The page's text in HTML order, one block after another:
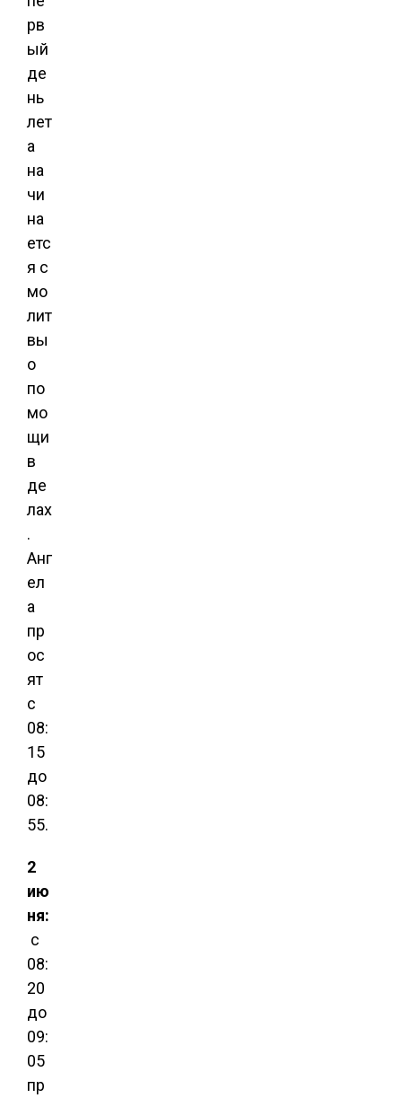
рв
ый
де
нь
лет
а
на
чи
на
етс
я с
мо
лит
вы
о
по
мо
щи
в
де
лах
.
Анг
ел
а
пр
ос
ят
с
08:
15
до
08:
55.
2
ию
ня:
с
08:
20
до
09:
05
пр